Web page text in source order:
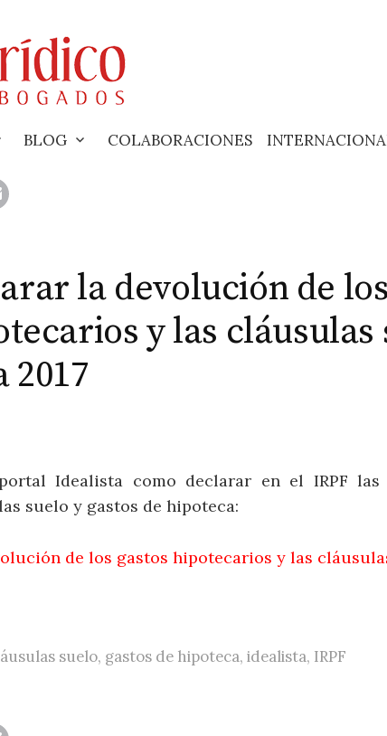
BLOG COLABORACIONES
la devolución de los
y las cláusulas
2017
Idealista como declarar en el IRPF las
suelo y gastos de hipoteca:
de los gastos hipotecarios y las
suelo, gastos de hipoteca, idealista, IRPF